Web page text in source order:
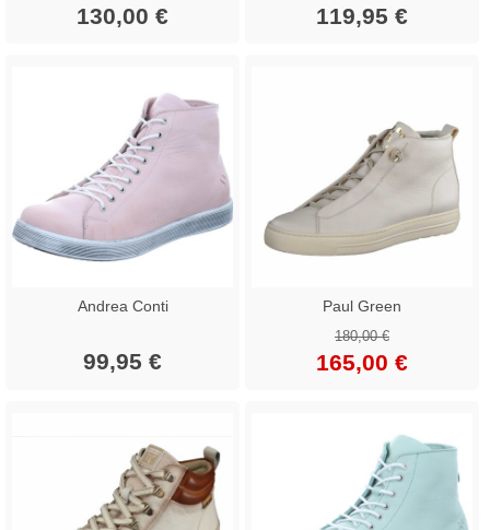
130,00 € 119,95 €
Andrea Conti
99,95 €
Paul Green
180,00 €
165,00 €